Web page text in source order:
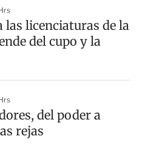
las licenciaturas de la
del cupo y la
del poder a
rejas